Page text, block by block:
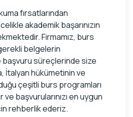
fırsatlarından
akademik başarınızın
Firmamız, burs
belgelerin
başvuru süreçlerinde size
İtalyan hükümetinin ve
çeşitli burs programları
ve başvurularınızı en uygun
rehberlik ederiz.